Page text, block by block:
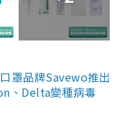
罩品牌Savewo推出
、Delta變種病毒